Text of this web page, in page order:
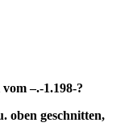
–.-1.198-?